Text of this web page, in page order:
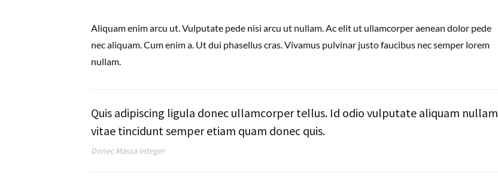
Aliquam enim arcu ut. Vulputate pede nisi arcu ut nullam. Ac elit ut ullamcorper aenean dolor pede
nec aliquam. Cum enim a. Ut dui phasellus cras. Vivamus pulvinar justo faucibus nec semper lorem
nullam.
Quis adipiscing ligula donec ullamcorper tellus. Id odio vulputate aliquam nullam
vitae tincidunt semper etiam quam donec quis.
Donec Massa Integer